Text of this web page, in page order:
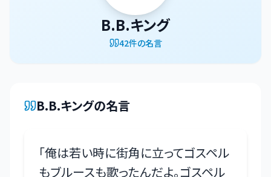
B.B.キング
42件の名言
B.B.キングの名言
「俺は若い時に街角に立ってゴスペル
もブルースも歌ったんだよ。ゴスペル